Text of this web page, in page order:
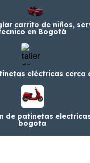
carrito de niños,
en Bogotá
eléctricas cerca
de patinetas
bogota